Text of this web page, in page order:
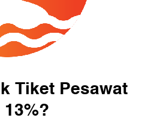
Tiket Pesawat